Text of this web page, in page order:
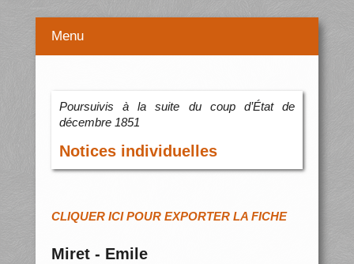
Menu
Poursuivis à la suite du coup d’État de
décembre 1851
Notices individuelles
CLIQUER ICI POUR EXPORTER LA FICHE
Miret - Emile